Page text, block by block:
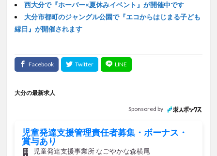
西大分で『ホーバー×夏休みイベント』が開催中です
大分市都町のジャングル公園で『エコからはじまる子ども
縁日』が開催されます
大分の最新求人
Sponsored by
児童発達支援管理責任者募集・ボーナス・
賞与あり
児童発達支援事業所 なごやかな森横尾